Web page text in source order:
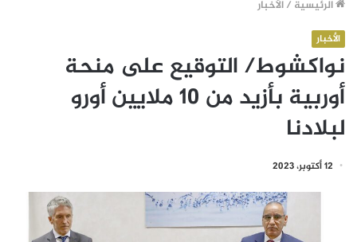
الرئيسية /الأخبار
الأخبار
نواكشوط/ التوقيع على منحة
أوربية بأزيد من 10 ملايين أورو
لبلادنا
12 أكتوبر، 2023